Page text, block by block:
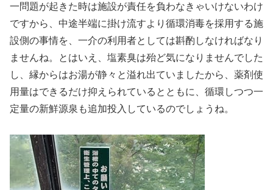
一問題が起きた時は施設が責任を負わなきゃいけないわけ
ですから、中途半端に掛け流すより循環消毒を採用する施
設側の事情を、一介の利用者としては斟酌しなければなり
ませんね。とはいえ、塩素臭は殆ど気になりませんでした
し、縁からはお湯が静々と溢れ出ていましたから、薬剤使
用量はできるだけ抑えられているとともに、循環しつつ一
定量の新鮮源泉も追加投入しているのでしょうね。